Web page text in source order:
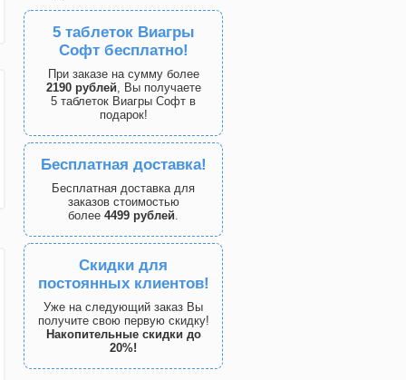
5 таблеток Виагры
Софт бесплатно!
При заказе на сумму более
2190 рублей, Вы получаете
5 таблеток Виагры Софт в
подарок!
Бесплатная доставка!
Бесплатная доставка для
заказов стоимостью
более 4499 рублей.
Скидки для
постоянных клиентов!
Уже на следующий заказ Вы
получите свою первую скидку!
Накопительные скидки до
20%!